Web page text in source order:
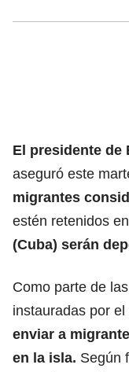
El presidente de
aseguró este
migrantes
estén retenidos
(Cuba) serán
Como parte de
instauradas por
enviar a
en la isla. Según